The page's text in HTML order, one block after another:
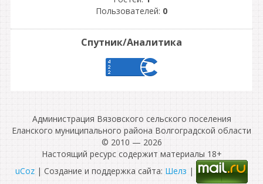
Пользователей: 0
Спутник/Аналитика
Администрация Вязовского сельского поселения
Еланского муниципального района Волгоградской области
© 2010 — 2026
Настоящий ресурс содержит материалы 18+
uCoz | Создание и поддержка сайта: Шелз |